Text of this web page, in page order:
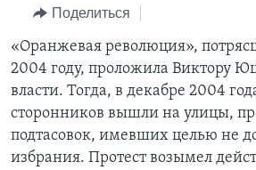
Перейти
поиск
ПОЧЕМУ ЭТО ВАЖНО?
ДИСКУССИЯ VOA
ДЕТАЛИ
НЬЮ-ЙОРК NEW YORK
АМЕРИКА. БОЛЬШОЕ
А КАК В АМЕРИКЕ?
АРТЕФАКТЫ
АМЕРИКАНСКИЕ ГОРОДКИ
ТЕСТЫ
ФАКТЫ ПРОТИВ ФЕЙКОВ
ЗА СВОБОДУ ПРЕССЫ
УЧИМ АНГЛИЙСКИЙ
ВИДЕО
ПОДПИСКА НА НОВОСТИ
Поделиться
«Оранжевая революция»,
2004 году, проложила Виктору
власти. Тогда, в декабре 2004
сторонников вышли на улицы,
подтасовок, имевших целью не
избрания. Протест возымел